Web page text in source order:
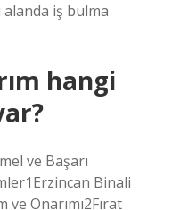
iş bulma
hangi
ve Başarı
Binali
ve Onarımı2Fırat